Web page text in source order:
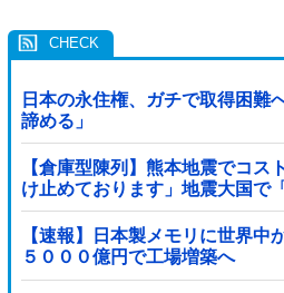
日本の永住権、ガチで取得困難
諦める」
【倉庫型陳列】熊本地震でコス
け止めております」地震大国で
配...IKEAにも聞いた
【速報】日本製メモリに世界中
５０００億円で工場増築へ